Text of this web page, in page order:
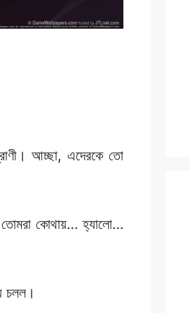
আচ্ছা, এদেরকে তো
তোমরা কোথায়… হ্যালো…
চলল।